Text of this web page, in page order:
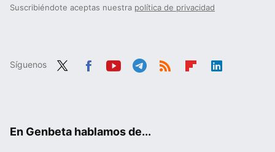
Suscribiéndote aceptas nuestra política de privacidad
Síguenos
En Genbeta hablamos de...